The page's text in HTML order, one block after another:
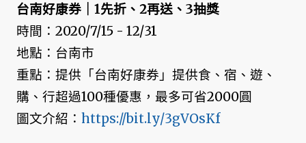
台南好康券｜1先折、2再送、3抽獎
時間：2020/7/15 - 12/31
地點：台南市
重點：提供「台南好康券」提供食、宿、遊、
購、行超過100種優惠，最多可省2000圓
圖文介紹： https://bit.ly/3gVOsKf